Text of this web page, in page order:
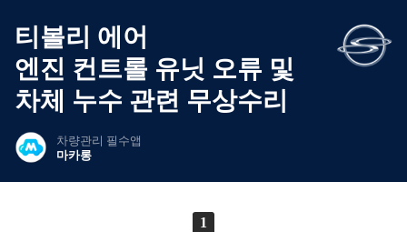
티볼리 에어
엔진 컨트롤 유닛 오류 및
차체 누수 관련 무상수리
차량관리 필수앱
마카롱
1